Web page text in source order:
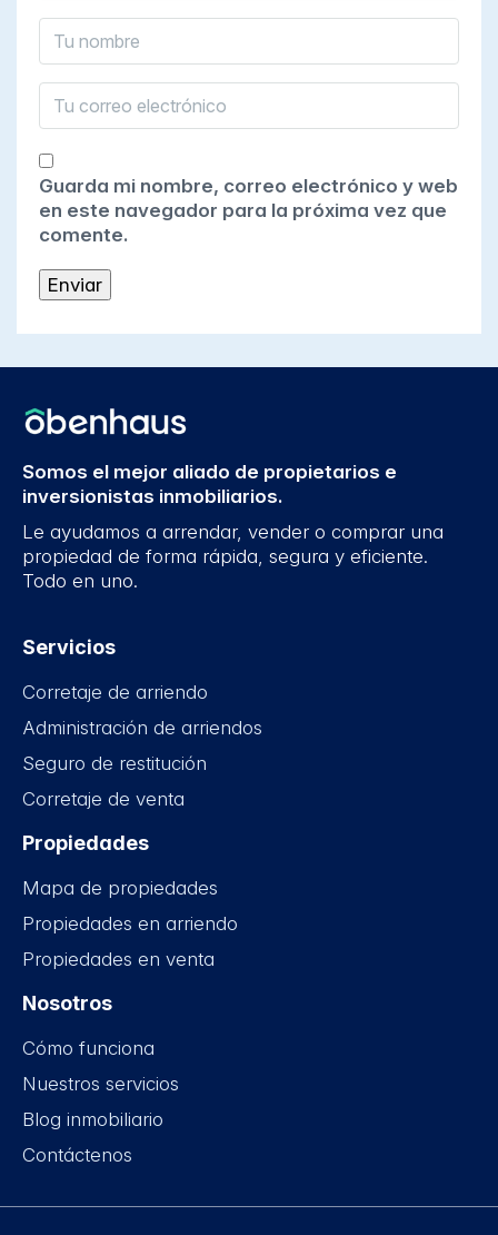
Guarda mi nombre, correo electrónico y web
en este navegador para la próxima vez que
comente.
Somos el mejor aliado de propietarios e
inversionistas inmobiliarios.
Le ayudamos a arrendar, vender o comprar una
propiedad de forma rápida, segura y eficiente.
Todo en uno.
Servicios
Corretaje de arriendo
Administración de arriendos
Seguro de restitución
Corretaje de venta
Propiedades
Mapa de propiedades
Propiedades en arriendo
Propiedades en venta
Nosotros
Cómo funciona
Nuestros servicios
Blog inmobiliario
Contáctenos